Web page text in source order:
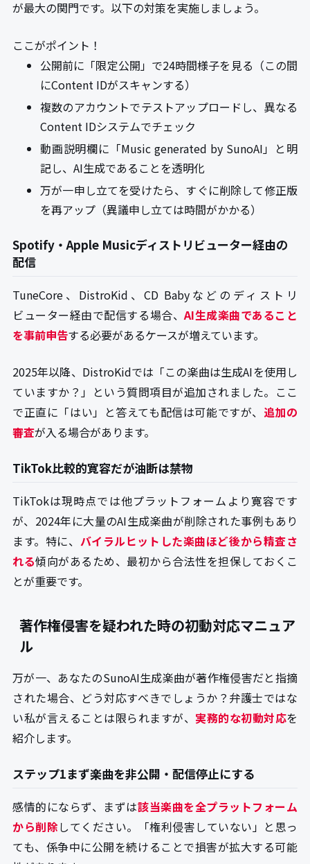
が最大の関門です。以下の対策を実施しましょう。
ここがポイント！
公開前に「限定公開」で24時間様子を見る（この間
にContent IDがスキャンする）
複数のアカウントでテストアップロードし、異なる
Content IDシステムでチェック
動画説明欄に「Music generated by SunoAI」と明
記し、AI生成であることを透明化
万が一申し立てを受けたら、すぐに削除して修正版
を再アップ（異議申し立ては時間がかかる）
Spotify・Apple Musicディストリビューター経由の
配信
TuneCore、DistroKid、CD Babyなどのディストリ
ビューター経由で配信する場合、AI生成楽曲であること
を事前申告する必要があるケースが増えています。
2025年以降、DistroKidでは「この楽曲は生成AIを使用し
ていますか？」という質問項目が追加されました。ここ
で正直に「はい」と答えても配信は可能ですが、 追加の
審査が入る場合があります。
TikTok比較的寛容だが油断は禁物
TikTokは現時点では他プラットフォームより寛容です
が、2024年に大量のAI生成楽曲が削除された事例もあり
ます。特に、 バイラルヒットした楽曲ほど後から精査さ
れる傾向があるため、最初から合法性を担保しておくこ
とが重要です。
著作権侵害を疑われた時の初動対応マニュア
ル
万が一、あなたのSunoAI生成楽曲が著作権侵害だと指摘
された場合、どう対応すべきでしょうか？弁護士ではな
い私が言えることは限られますが、 実務的な初動対応を
紹介します。
ステップ1まず楽曲を非公開・配信停止にする
感情的にならず、まずは該当楽曲を全プラットフォーム
から削除してください。「権利侵害していない」と思っ
ても、係争中に公開を続けることで損害が拡大する可能